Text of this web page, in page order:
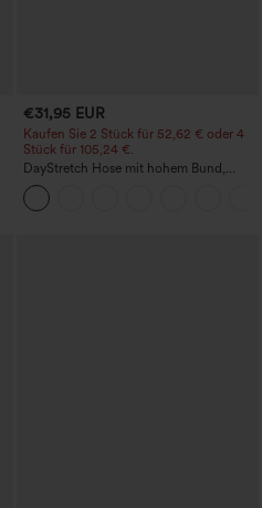
€31,95 EUR
Kaufen Sie 2 Stück für 52,62 € oder 4
Stück für 105,24 €.
DayStretch Hose mit hohem Bund,
Barrel-Leg und Taschen